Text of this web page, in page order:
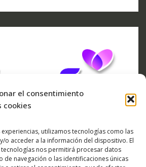
el consentimiento
cookies
utilizamos tecnologías como las
o acceder a la información del dispositivo. El
nos permitirá procesar datos
navegación o las identificaciones únicas